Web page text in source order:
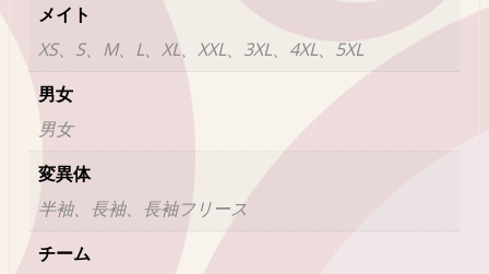
メイト
XS、S、M、L、XL、XXL、3XL、4XL、5XL
男女
男女
変異体
半袖、長袖、長袖フリース
チーム